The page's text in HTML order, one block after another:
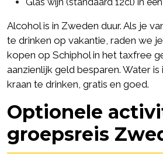
Glas wijn (standaard 12cl) in
Alcohol is in Zweden duur. Als je
te drinken op vakantie, raden we
kopen op Schiphol in het taxfree
aanzienlijk geld besparen. Water
kraan te drinken, gratis en goed.
Optionele
groepsreis